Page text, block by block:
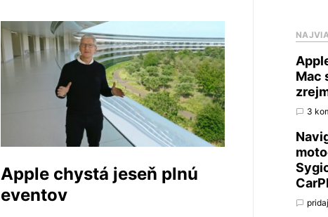
Apple chystá jeseň plnú
eventov
Mac
3